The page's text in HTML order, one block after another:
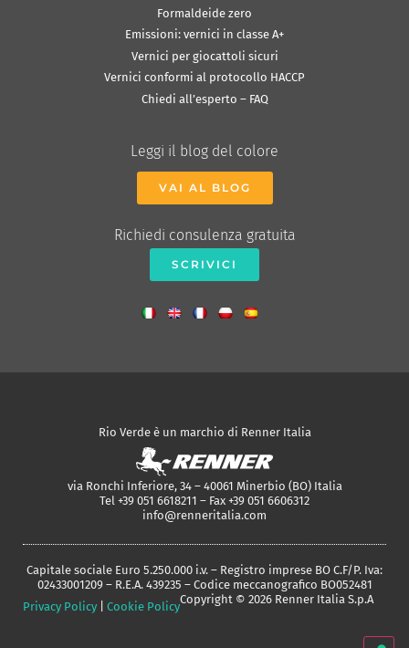
Formaldeide zero
Emissioni: vernici in classe A+
Vernici per giocattoli sicuri
Vernici conformi al protocollo HACCP
Chiedi all’esperto – FAQ
Leggi il blog del colore
VAI AL BLOG
Richiedi consulenza gratuita
SCRIVICI
Rio Verde è un marchio di Renner Italia
via Ronchi Inferiore, 34 – 40061 Minerbio (BO) Italia
Tel +39 051 6618211 – Fax +39 051 6606312
info@renneritalia.com
Capitale sociale Euro 5.250.000 i.v. – Registro imprese BO C.F/P. Iva:
02433001209 – R.E.A. 439235 – Codice meccanografico BO052481
Privacy Policy
Cookie Policy
Copyright © 2026 Renner Italia S.p.A